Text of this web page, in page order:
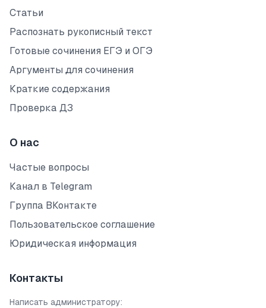
Статьи
Распознать рукописный текст
Готовые сочинения ЕГЭ и ОГЭ
Аргументы для сочинения
Краткие содержания
Проверка ДЗ
О нас
Частые вопросы
Канал в Telegram
Группа ВКонтакте
Пользовательское соглашение
Юридическая информация
Контакты
Написать администратору: